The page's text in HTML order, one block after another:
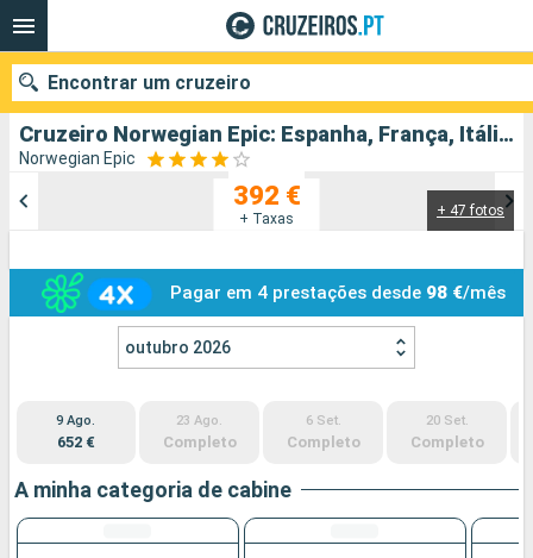
Cruzeiro Norwegian Epic: Espanha, França, Itália partindo de Barcelona
Norwegian Epic
+ 47 fotos
392 €
+ Taxas
Pagar em 4 prestações desde 98 €/mês
outubro 2026
9 Ago.
652 €
23 Ago.
Completo
6 Set.
Completo
20 Set.
Completo
A minha categoria de cabine
Encontrar um cruzeiro
Data de partida
Portos Companhias